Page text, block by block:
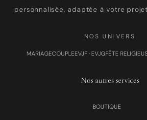
personnalisée, adaptée à votre
NOS UNIVERS
MARIAGECOUPLEEVJF · EVJGFÊTE
Nos autres services
BOUTIQUE